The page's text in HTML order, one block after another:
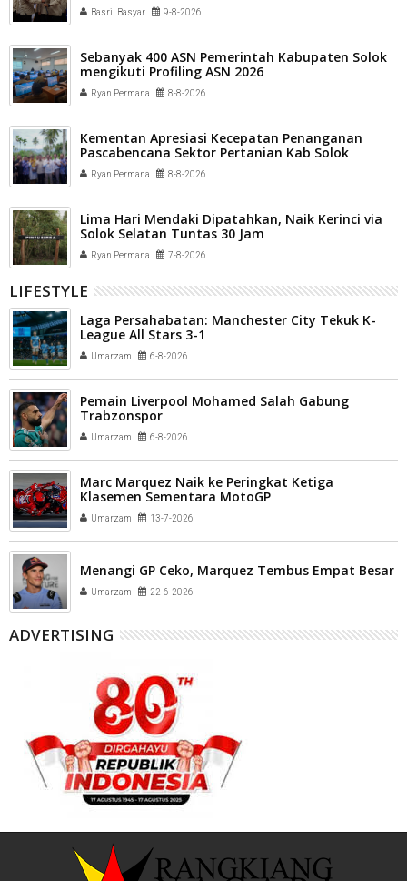
Basril Basyar 9-8-2026
Sebanyak 400 ASN Pemerintah Kabupaten Solok
mengikuti Profiling ASN 2026
Ryan Permana 8-8-2026
Kementan Apresiasi Kecepatan Penanganan
Pascabencana Sektor Pertanian Kab Solok
Ryan Permana 8-8-2026
Lima Hari Mendaki Dipatahkan, Naik Kerinci via
Solok Selatan Tuntas 30 Jam
Ryan Permana 7-8-2026
LIFESTYLE
Laga Persahabatan: Manchester City Tekuk K-
League All Stars 3-1
Umarzam 6-8-2026
Pemain Liverpool Mohamed Salah Gabung
Trabzonspor
Umarzam 6-8-2026
Marc Marquez Naik ke Peringkat Ketiga
Klasemen Sementara MotoGP
Umarzam 13-7-2026
Menangi GP Ceko, Marquez Tembus Empat Besar
Umarzam 22-6-2026
ADVERTISING